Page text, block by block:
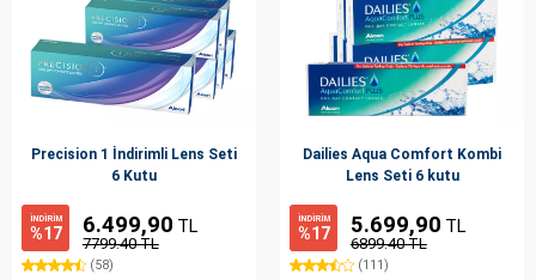
Precision 1 İndirimli Lens Seti
6 Kutu
İNDİRİM
%17 6.499,90 TL
7799.40 TL
(58)
Dailies Aqua Comfort Kombi
Lens Seti 6 kutu
İNDİRİM
%17 5.699,90 TL
6899.40 TL
(111)